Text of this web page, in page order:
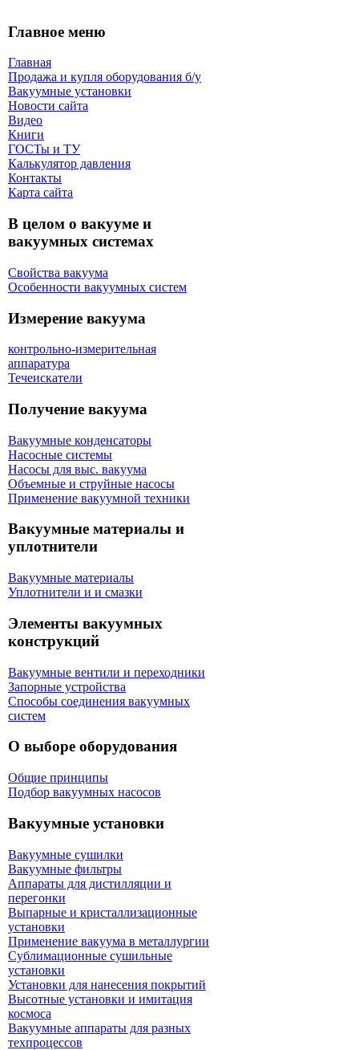
Главное меню
Главная
Продажа и купля оборудования б/y
Вакуумные установки
Новости сайта
Видео
Книги
ГОСТы и ТУ
Калькулятор давления
Контакты
Карта сaйта
В целом о вакууме и
вакуумных системах
Свойства вакуума
Особенности вакуумных систем
Измерение вакуума
контрольно-измерительная
аппаратура
Течеискатели
Получение вакуума
Вакуумные конденсаторы
Насосные системы
Насосы для выс. вакуума
Объемные и струйные насосы
Применение вакуумной техники
Вакуумные материалы и
уплотнители
Вакуумные материалы
Уплотнители и и смазки
Элементы вакуумных
конструкций
Вакуумные вентили и переходники
Запорные устройства
Способы соединения вакуумных
систем
О выборе оборудования
Общие принципы
Подбор вакуумных насосов
Вакуумные установки
Вакуумные сушилки
Вакуумные фильтры
Аппараты для дистилляции и
перегонки
Выпарные и кристаллизационные
установки
Применение вакуума в металлургии
Сублимационные сушильные
установки
Установки для нанесения покрытий
Высотные установки и имитация
космоса
Вакуумные аппараты для разных
техпроцессов